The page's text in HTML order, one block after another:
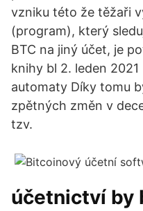
vzniku této že těžaři
(program), který
BTC na jiný účet, je
knihy bl 2. leden
automaty Díky tomu
zpětných změn v
tzv.
účetnictví by